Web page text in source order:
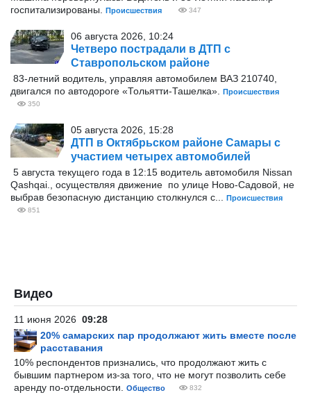
госпитализированы.
Происшествия 347
06 августа 2026, 10:24
Четверо пострадали в ДТП с
Ставропольском районе
83-летний водитель, управляя автомобилем ВАЗ 210740,
двигался по автодороге «Тольятти-Ташелка».
Происшествия
350
05 августа 2026, 15:28
ДТП в Октябрьском районе Самары с
участием четырех автомобилей
5 августа текущего года в 12:15 водитель автомобиля Nissan
Qashqai., осуществляя движение по улице Ново-Садовой, не
выбрав безопасную дистанцию столкнулся с...
Происшествия
851
Видео
11 июня 2026 09:28
20% самарских пар продолжают жить вместе после
расставания
10% респондентов признались, что продолжают жить с
бывшим партнером из-за того, что не могут позволить себе
аренду по-отдельности.
Общество 832